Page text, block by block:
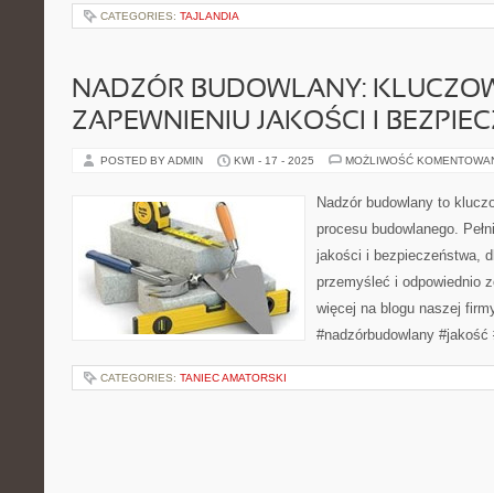
CATEGORIES: TAJLANDIA
NADZÓR BUDOWLANY:
ZAPEWNIENIU JAKOŚCI I
POSTED BY ADMIN KWI - 17 - 2025 MOŻLIWOŚĆ
Nadzór budowlany to
procesu budowlanego.
jakości i bezpieczeństwa,
przemyśleć i odpowiednio
więcej na blogu naszej
#nadzórbudowlany
CATEGORIES: TANIEC AMATORSKI